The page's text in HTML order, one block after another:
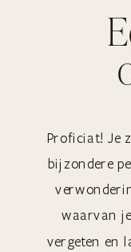
Proficiat! Je
bijzondere
waarvan
vergeten en